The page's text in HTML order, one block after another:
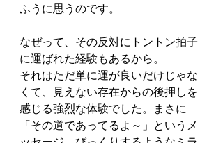
ふうに思うのです。
なぜって、その反対にトントン拍子
に運ばれた経験もあるから。
それはただ単に運が良いだけじゃな
くて、見えない存在からの後押しを
感じる強烈な体験でした。まさに
「その道であってるよ～」というメ